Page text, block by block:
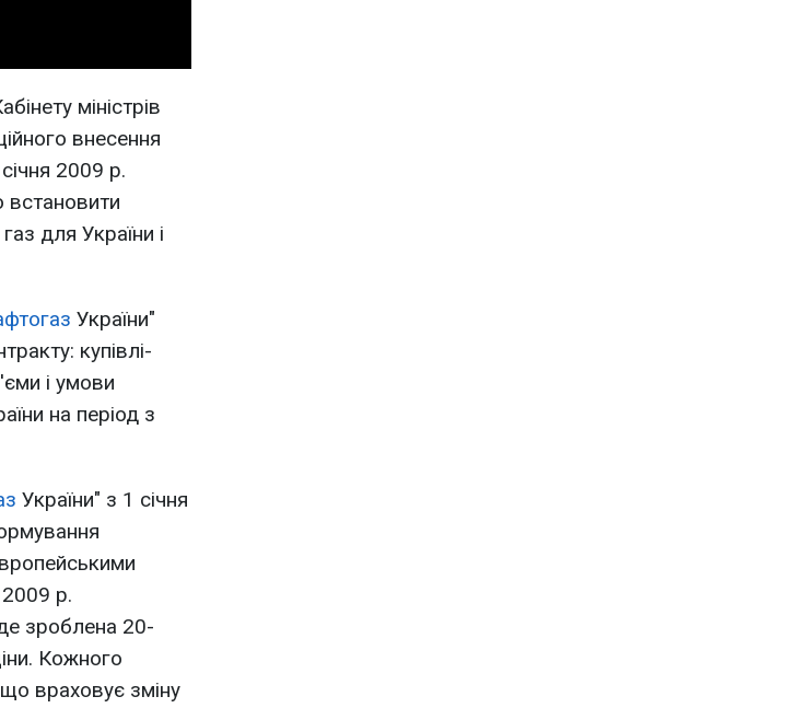
міністрів
внесення
2009 р.
для України і
України"
купівлі-
і умови
на період з
України" з 1 січня
р.
зроблена 20-
Кожного
враховує зміну